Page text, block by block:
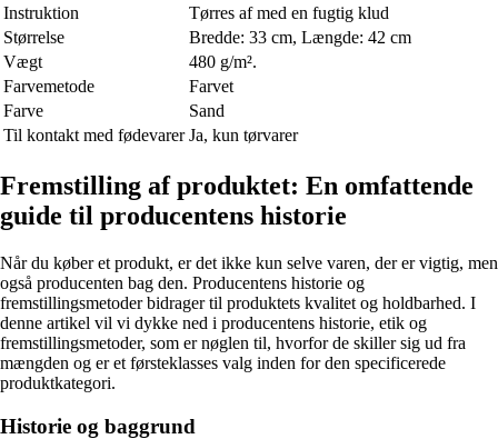
Instruktion
Tørres af med en fugtig klud
Størrelse
Bredde: 33 cm, Længde: 42 cm
Vægt
480 g/m².
Farvemetode
Farvet
Farve
Sand
Til kontakt med fødevarer Ja, kun tørvarer
Fremstilling af produktet: En omfattende
guide til producentens historie
Når du køber et produkt, er det ikke kun selve varen, der er vigtig, men
også producenten bag den. Producentens historie og
fremstillingsmetoder bidrager til produktets kvalitet og holdbarhed. I
denne artikel vil vi dykke ned i producentens historie, etik og
fremstillingsmetoder, som er nøglen til, hvorfor de skiller sig ud fra
mængden og er et førsteklasses valg inden for den specificerede
produktkategori.
Historie og baggrund